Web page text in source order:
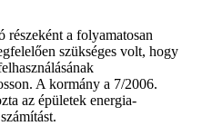
a folyamatosan
szükséges volt, hogy
A kormány a 7/2006.
az épületek energia-